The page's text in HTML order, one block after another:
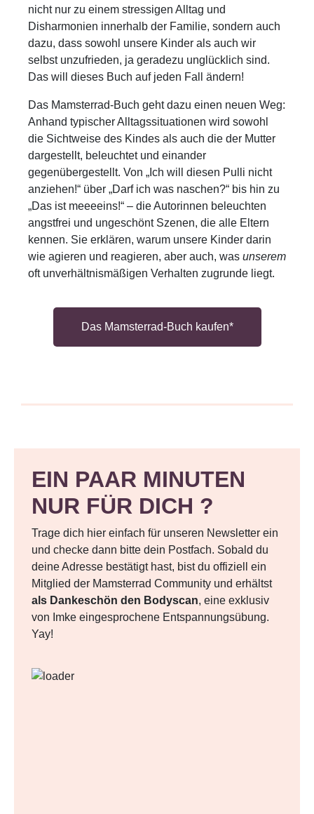
nicht nur zu einem stressigen Alltag und
Disharmonien innerhalb der Familie, sondern auch
dazu, dass sowohl unsere Kinder als auch wir
selbst unzufrieden, ja geradezu unglücklich sind.
Das will dieses Buch auf jeden Fall ändern!
Das Mamsterrad-Buch geht dazu einen neuen Weg:
Anhand typischer Alltagssituationen wird sowohl
die Sichtweise des Kindes als auch die der Mutter
dargestellt, beleuchtet und einander
gegenübergestellt. Von „Ich will diesen Pulli nicht
anziehen!“ über „Darf ich was naschen?“ bis hin zu
„Das ist meeeeins!“ – die Autorinnen beleuchten
angstfrei und ungeschönt Szenen, die alle Eltern
kennen. Sie erklären, warum unsere Kinder darin
wie agieren und reagieren, aber auch, was unserem
oft unverhältnismäßigen Verhalten zugrunde liegt.
Das Mamsterrad-Buch kaufen*
EIN PAAR MINUTEN
NUR FÜR DICH ?
Trage dich hier einfach für unseren Newsletter ein
und checke dann bitte dein Postfach. Sobald du
deine Adresse bestätigt hast, bist du offiziell ein
Mitglied der Mamsterrad Community und erhältst
als Dankeschön den Bodyscan, eine exklusiv
von Imke eingesprochene Entspannungsübung.
Yay!